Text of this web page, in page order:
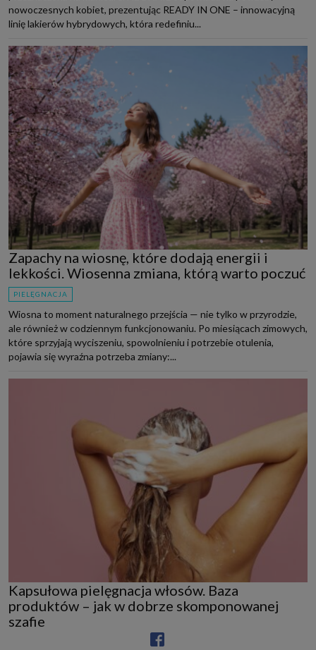
nowoczesnych kobiet, prezentując READY IN ONE – innowacyjną
linię lakierów hybrydowych, która redefiniu...
Zapachy na wiosnę, które dodają energii i
lekkości. Wiosenna zmiana, którą warto poczuć
PIELĘGNACJA
Wiosna to moment naturalnego przejścia — nie tylko w przyrodzie,
ale również w codziennym funkcjonowaniu. Po miesiącach zimowych,
które sprzyjają wyciszeniu, spowolnieniu i potrzebie otulenia,
pojawia się wyraźna potrzeba zmiany:...
Kapsułowa pielęgnacja włosów. Baza
produktów – jak w dobrze skomponowanej
szafie